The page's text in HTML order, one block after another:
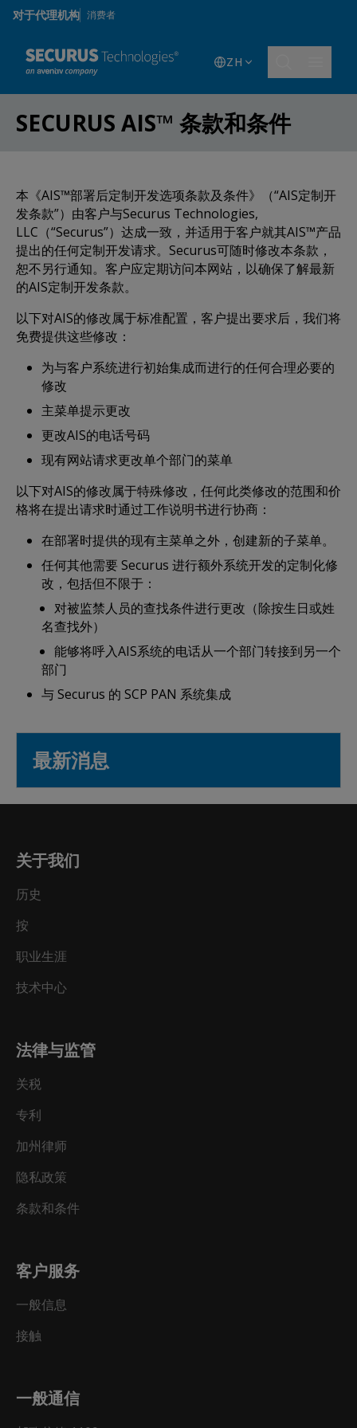
Skip to main content
对于代理机构 消费者
ZH
SECURUS AIS™ 条款和条件
本《AIS™部署后定制开发选项条款及条件》（“AIS定制开
发条款”）由客户与Securus Technologies,
LLC（“Securus”）达成一致，并适用于客户就其AIS™产品
提出的任何定制开发请求。Securus可随时修改本条款，
恕不另行通知。客户应定期访问本网站，以确保了解最新
的AIS定制开发条款。
以下对AIS的修改属于标准配置，客户提出要求后，我们将
免费提供这些修改：
为与客户系统进行初始集成而进行的任何合理必要的
修改
主菜单提示更改
更改AIS的电话号码
现有网站请求更改单个部门的菜单
以下对AIS的修改属于特殊修改，任何此类修改的范围和价
格将在提出请求时通过工作说明书进行协商：
在部署时提供的现有主菜单之外，创建新的子菜单。
任何其他需要 Securus 进行额外系统开发的定制化修
改，包括但不限于：
对被监禁人员的查找条件进行更改（除按生日或姓
名查找外）
能够将呼入AIS系统的电话从一个部门转接到另一个
部门
与 Securus 的 SCP PAN 系统集成
最新消息
关于我们
历史
按
职业生涯
技术中心
法律与监管
关税
专利
加州律师
隐私政策
条款和条件
客户服务
一般信息
接触
一般通信